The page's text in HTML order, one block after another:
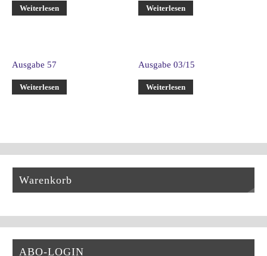
Weiterlesen Weiterlesen
Ausgabe 57
Weiterlesen
Ausgabe 03/15
Weiterlesen
Warenkorb
ABO-LOGIN